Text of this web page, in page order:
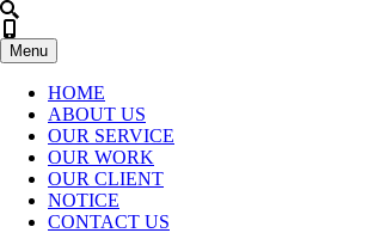
Menu
HOME
ABOUT US
OUR SERVICE
OUR WORK
OUR CLIENT
NOTICE
CONTACT US